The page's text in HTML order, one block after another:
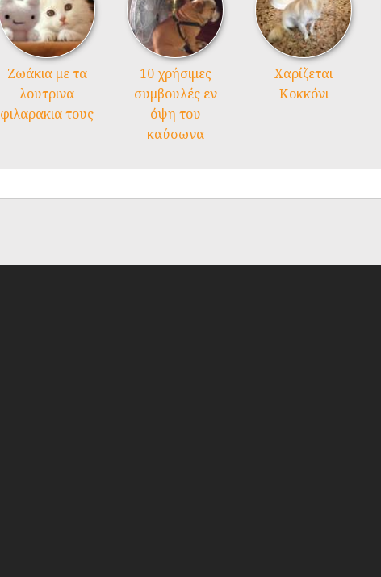
Ζωάκια με τα
λουτρινα
φιλαρακια τους
10 χρήσιμες
συμβουλές εν
όψη του
καύσωνα
Χαρίζεται
Κοκκόνι